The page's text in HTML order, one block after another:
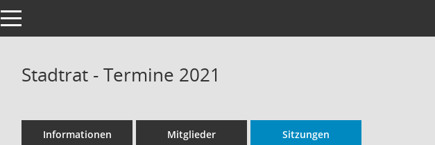
Toggle navigation
Stadtrat - Termine 2021
Informationen Mitglieder Sitzungen